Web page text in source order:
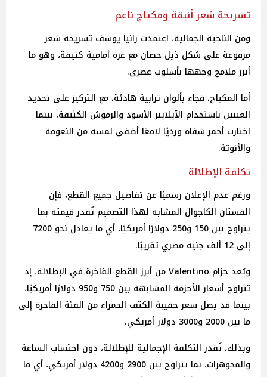
تسريحة شعر أنيقة ومكياج ناعم
ومن الناحية الجمالية، اعتمدت رانيا يوسف تسريحة شعر
مرفوعة على شكل ذيل حصان مع غرة أمامية كثيفة، وهو ما
أبرز ملامح وجهها بأسلوب عصري.
أما المكياج، فجاء بألوان ترابية هادئة، مع التركيز على تحديد
العينين باستخدام الآيلاينر الأسود والرموش الكثيفة، بينما
اختارت أحمر شفاه ورديًا لامعًا أضفى لمسة من النعومة
والأنوثة.
تكلفة الإطلالة
ورغم عدم الإعلان رسميًا عن تفاصيل جميع القطع، فإن
الفستان الكاجوال المشابه لهذا التصميم تُقدر قيمته بما
يتراوح بين 150 و250 دولارًا أمريكيًا، أي ما يعادل نحو 7200
إلى 12 ألف جنيه مصري تقريبًا.
ويُعد حزام Valentino من أبرز القطع الفاخرة في الإطلالة، إذ
تتراوح أسعار الأحزمة المشابهة بين 750 و950 دولارًا أمريكيًا،
بينما قد يصل سعر حقيبة الكتف الحمراء من الفئة الفاخرة إلى
ما بين 2000 و3000 دولار أمريكي.
وبذلك، تُقدر التكلفة الإجمالية للإطلالة، دون احتساب الساعة
والمجوهرات، بما يتراوح بين 2900 و4200 دولار أمريكي، أي ما